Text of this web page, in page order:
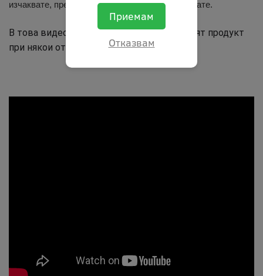
изчаквате, премахвате мръсотията, подсушавате.
В това видео показваме как работи нашият продукт
при някои от тези случаи.
Приемам
Отказвам